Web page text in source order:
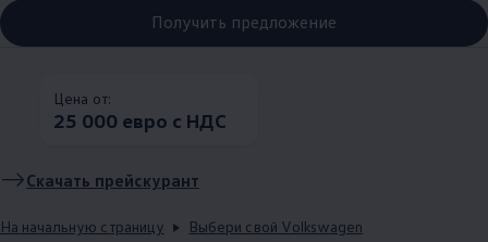
Получить предложение
Цена от:
25 000 евро с НДС
Скачать прейскурант
На начальную страницу
Выбери свой Volkswagen